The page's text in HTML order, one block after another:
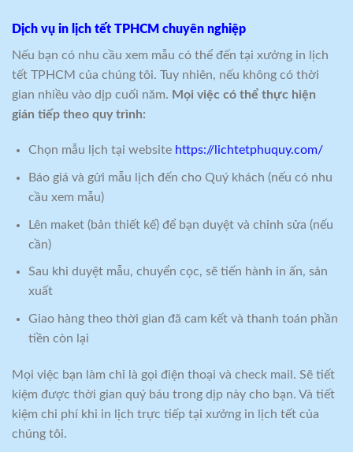
Dịch vụ in lịch tết TPHCM chuyên nghiệp
Nếu bạn có nhu cầu xem mẫu có thể đến tại xưởng in lịch
tết TPHCM của chúng tôi. Tuy nhiên, nếu không có thời
gian nhiều vào dịp cuối năm. Mọi việc có thể thực hiện
gián tiếp theo quy trình:
Chọn mẫu lịch tại website https://lichtetphuquy.com/
Báo giá và gửi mẫu lịch đến cho Quý khách (nếu có nhu
cầu xem mẫu)
Lên maket (bản thiết kế) để bạn duyệt và chỉnh sửa (nếu
cần)
Sau khi duyệt mẫu, chuyển cọc, sẽ tiến hành in ấn, sản
xuất
Giao hàng theo thời gian đã cam kết và thanh toán phần
tiền còn lại
Mọi việc bạn làm chỉ là gọi điện thoại và check mail. Sẽ tiết
kiệm được thời gian quý báu trong dịp này cho bạn. Và tiết
kiệm chi phí khi in lịch trực tiếp tại xưởng in lịch tết của
chúng tôi.